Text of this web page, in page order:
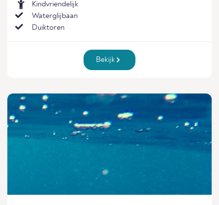
Kindvriendelijk
Waterglijbaan
Duiktoren
Bekijk